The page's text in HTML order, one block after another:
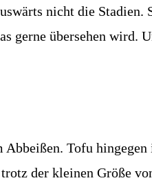
nicht die
gerne übersehen wird.
Tofu
der kleinen Größe